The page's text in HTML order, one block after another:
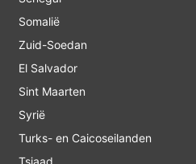
Somalië
Zuid-Soedan
El Salvador
Sint Maarten
Syrië
Turks- en Caicoseilanden
Tsjaad